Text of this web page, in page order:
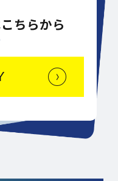
ちらから